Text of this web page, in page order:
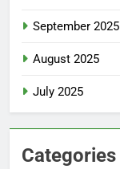
September 2025
August 2025
July 2025
Categories